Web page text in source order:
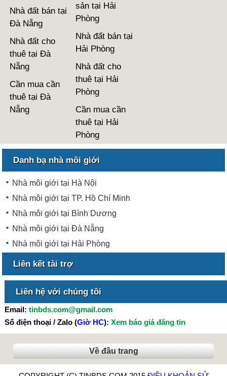
Nhà đất bán tại
Đà Nẵng
Nhà đất cho
thuê tại Đà
Nẵng
Cần mua cần
thuê tại Đà
Nẵng
sản tại Hải
Phòng
Nhà đất bán tại
Hải Phòng
Nhà đất cho
thuê tại Hải
Phòng
Cần mua cần
thuê tại Hải
Phòng
Danh bạ nhà môi giới
Nhà môi giới tại Hà Nội
Nhà môi giới tại TP. Hồ Chí Minh
Nhà môi giới tại Bình Dương
Nhà môi giới tại Đà Nẵng
Nhà môi giới tại Hải Phòng
Liên kết tài trợ
Liên hệ với chúng tôi
Email: tinbds.com@gmail.com
Số điện thoại / Zalo (Giờ HC): Xem báo giá đăng tin
Về đầu trang